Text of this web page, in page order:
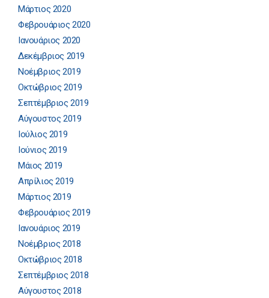
Μάρτιος 2020
Φεβρουάριος 2020
Ιανουάριος 2020
Δεκέμβριος 2019
Νοέμβριος 2019
Οκτώβριος 2019
Σεπτέμβριος 2019
Αύγουστος 2019
Ιούλιος 2019
Ιούνιος 2019
Μάιος 2019
Απρίλιος 2019
Μάρτιος 2019
Φεβρουάριος 2019
Ιανουάριος 2019
Νοέμβριος 2018
Οκτώβριος 2018
Σεπτέμβριος 2018
Αύγουστος 2018